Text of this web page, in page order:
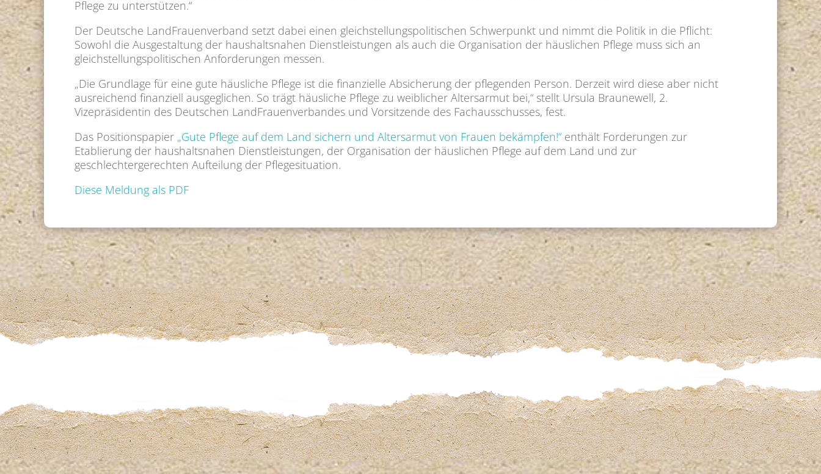
Pflege zu unterstützen.“
Der Deutsche LandFrauenverband setzt dabei einen gleichstellungspolitischen Schwerpunkt und nimmt die Politik in die Pflicht:
Sowohl die Ausgestaltung der haushaltsnahen Dienstleistungen als auch die Organisation der häuslichen Pflege muss sich an
gleichstellungspolitischen Anforderungen messen.
„Die Grundlage für eine gute häusliche Pflege ist die finanzielle Absicherung der pflegenden Person. Derzeit wird diese aber nicht
ausreichend finanziell ausgeglichen. So trägt häusliche Pflege zu weiblicher Altersarmut bei,“ stellt Ursula Braunewell, 2.
Vizepräsidentin des Deutschen LandFrauenverbandes und Vorsitzende des Fachausschusses, fest.
Das Positionspapier „Gute Pflege auf dem Land sichern und Altersarmut von Frauen bekämpfen!“ enthält Forderungen zur
Etablierung der haushaltsnahen Dienstleistungen, der Organisation der häuslichen Pflege auf dem Land und zur
geschlechtergerechten Aufteilung der Pflegesituation.
Diese Meldung als PDF